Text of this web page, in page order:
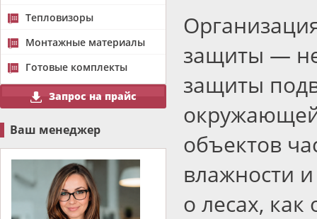
Тепловизоры
Монтажные материалы
Готовые комплекты
Запрос на прайс
Ваш менеджер
защиты —
защиты
объектов
влажности
о лесах,